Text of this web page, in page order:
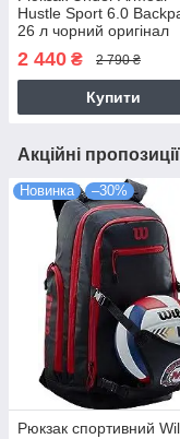
Hustle Sport 6.0
26 л чорний оригінал
2 440 ₴ 2 790 ₴
Купити
Акційні
Новинка –30%
Рюкзак спортивний